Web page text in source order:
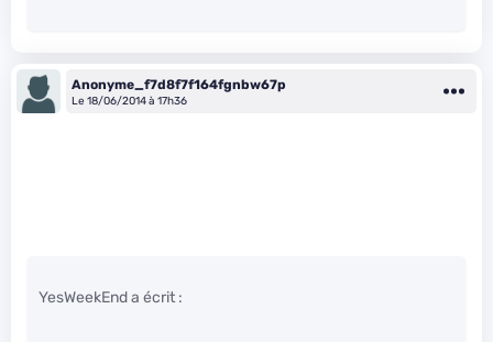
Anonyme_f7d8f7f164fgnbw67p
Le 18/06/2014 à 17h36
YesWeekEnd a écrit :